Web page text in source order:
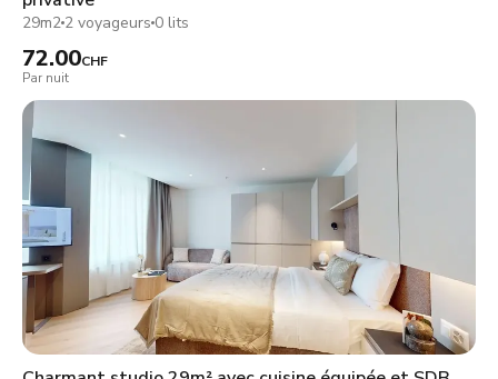
29m2 2 voyageurs 0 lits
72.00CHF
Par nuit